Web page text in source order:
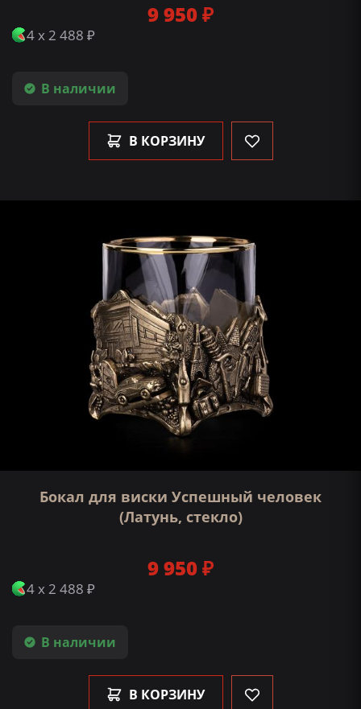
В наличии
9 950 ₽
4 x 2 488 ₽
В КОРЗИНУ
Бокал для виски Успешный человек
(Латунь, стекло)
В наличии
9 950 ₽
4 x 2 488 ₽
В КОРЗИНУ